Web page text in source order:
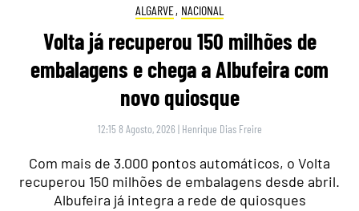
ALGARVE, NACIONAL
Volta já recuperou 150 milhões de
embalagens e chega a Albufeira com
novo quiosque
12:15 8 Agosto, 2026 | Henrique Dias Freire
Com mais de 3.000 pontos automáticos, o Volta
recuperou 150 milhões de embalagens desde abril.
Albufeira já integra a rede de quiosques